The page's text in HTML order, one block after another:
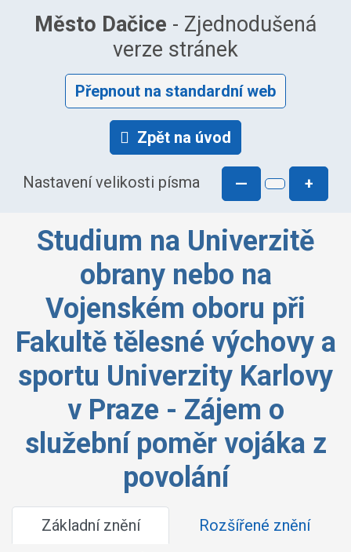
Město Dačice - Zjednodušená
verze stránek
Přepnout na standardní web
Zpět na úvod
Nastavení velikosti písma — +
Studium na Univerzitě
obrany nebo na
Vojenském oboru při
Fakultě tělesné výchovy a
sportu Univerzity Karlovy
v Praze - Zájem o
služební poměr vojáka z
povolání
Základní znění
Rozšířené znění